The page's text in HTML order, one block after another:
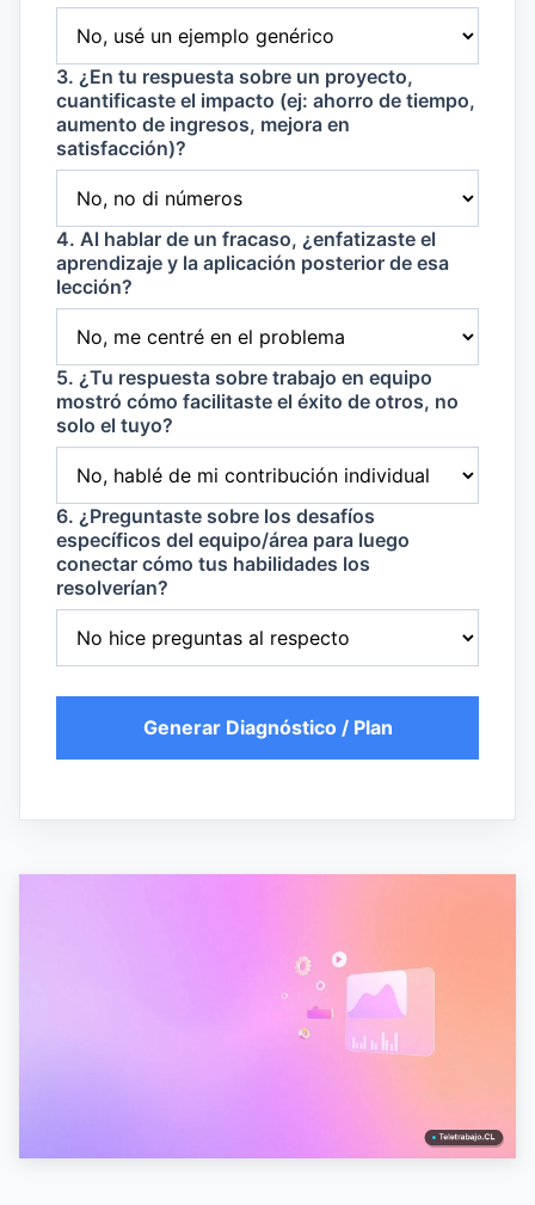
3. ¿En tu respuesta sobre un proyecto,
cuantificaste el impacto (ej: ahorro de tiempo,
aumento de ingresos, mejora en
satisfacción)?
4. Al hablar de un fracaso, ¿enfatizaste el
aprendizaje y la aplicación posterior de esa
lección?
5. ¿Tu respuesta sobre trabajo en equipo
mostró cómo facilitaste el éxito de otros, no
solo el tuyo?
6. ¿Preguntaste sobre los desafíos
específicos del equipo/área para luego
conectar cómo tus habilidades los
resolverían?
Generar Diagnóstico / Plan